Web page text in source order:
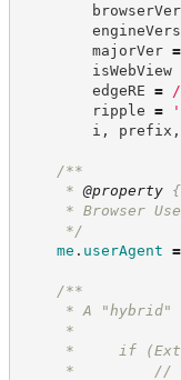
majorVer =
isWebView
edgeRE = /
ripple = '
i , prefix ,
/**
* @property
* Browser
*/
me . userAgent =
/**
* A "hybrid"
*
*     if
*         //